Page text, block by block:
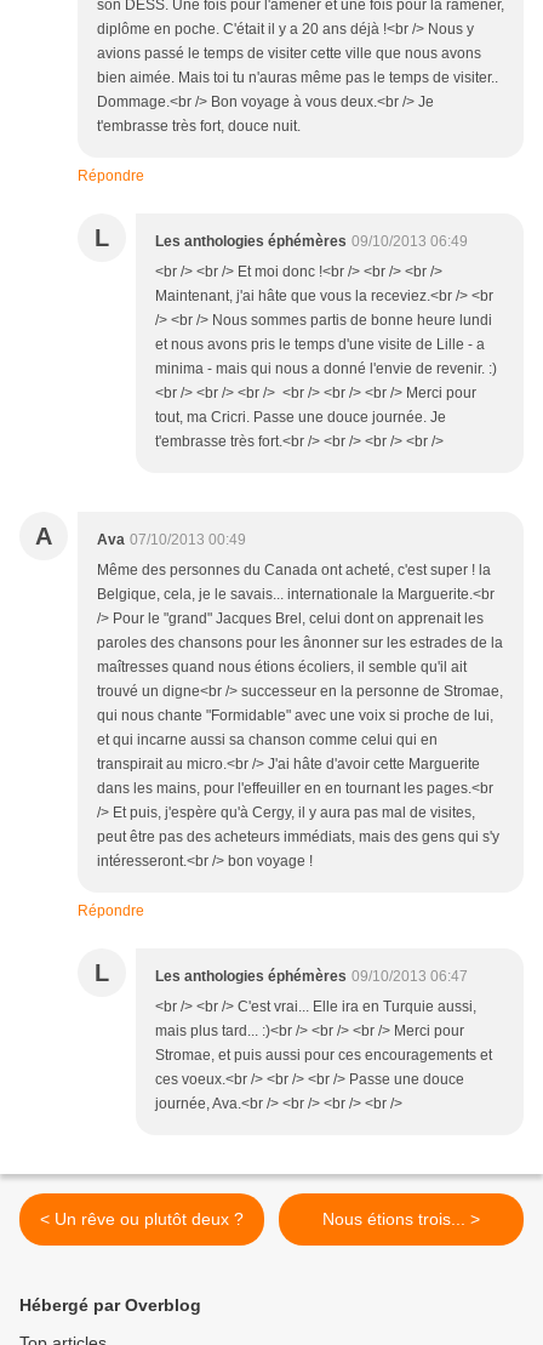
son DESS. Une fois pour l'amener et une fois pour la ramener,
diplôme en poche. C'était il y a 20 ans déjà !<br /> Nous y
avions passé le temps de visiter cette ville que nous avons
bien aimée. Mais toi tu n'auras même pas le temps de visiter..
Dommage.<br /> Bon voyage à vous deux.<br /> Je
t'embrasse très fort, douce nuit.
Répondre
L Les anthologies éphémères 09/10/2013 06:49
<br /> <br /> Et moi donc !<br /> <br /> <br />
Maintenant, j'ai hâte que vous la receviez.<br /> <br
/> <br /> Nous sommes partis de bonne heure lundi
et nous avons pris le temps d'une visite de Lille - a
minima - mais qui nous a donné l'envie de revenir. :)
<br /> <br /> <br /> <br /> <br /> <br /> Merci pour
tout, ma Cricri. Passe une douce journée. Je
t'embrasse très fort.<br /> <br /> <br /> <br />
A Ava 07/10/2013 00:49
Même des personnes du Canada ont acheté, c'est super ! la
Belgique, cela, je le savais... internationale la Marguerite.<br
/> Pour le "grand" Jacques Brel, celui dont on apprenait les
paroles des chansons pour les ânonner sur les estrades de la
maîtresses quand nous étions écoliers, il semble qu'il ait
trouvé un digne<br /> successeur en la personne de Stromae,
qui nous chante "Formidable" avec une voix si proche de lui,
et qui incarne aussi sa chanson comme celui qui en
transpirait au micro.<br /> J'ai hâte d'avoir cette Marguerite
dans les mains, pour l'effeuiller en en tournant les pages.<br
/> Et puis, j'espère qu'à Cergy, il y aura pas mal de visites,
peut être pas des acheteurs immédiats, mais des gens qui s'y
intéresseront.<br /> bon voyage !
Répondre
L Les anthologies éphémères 09/10/2013 06:47
<br /> <br /> C'est vrai... Elle ira en Turquie aussi,
mais plus tard... :)<br /> <br /> <br /> Merci pour
Stromae, et puis aussi pour ces encouragements et
ces voeux.<br /> <br /> <br /> Passe une douce
journée, Ava.<br /> <br /> <br /> <br />
< Un rêve ou plutôt deux ? Nous étions trois... >
Hébergé par Overblog